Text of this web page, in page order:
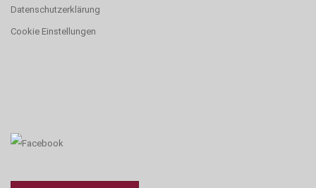
Datenschutzerklärung
Cookie Einstellungen